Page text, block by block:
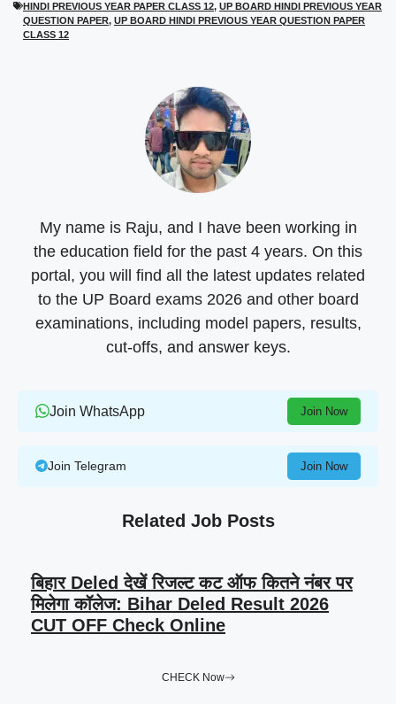
t
t
e
o
o
A
p
r
a
HINDI PREVIOUS YEAR PAPER CLASS 12, UP BOARD HINDI PREVIOUS YEAR
QUESTION PAPER, UP BOARD HINDI PREVIOUS YEAR QUESTION PAPER
CLASS 12
My name is Raju, and I have been working in
the education field for the past 4 years. On this
portal, you will find all the latest updates related
to the UP Board exams 2026 and other board
examinations, including model papers, results,
cut-offs, and answer keys.
Join WhatsApp Join Now
Join Telegram Join Now
Related Job Posts
बिहार Deled देखें रिजल्ट कट ऑफ कितने नंबर पर
मिलेगा कॉलेज: Bihar Deled Result 2026
CUT OFF Check Online
CHECK Now